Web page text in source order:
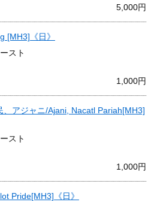
5,000円
[MH3]《日》
スト
1,000円
アジャニ/Ajani, Nacatl Pariah[MH3]
スト
1,000円
Pride[MH3]《日》